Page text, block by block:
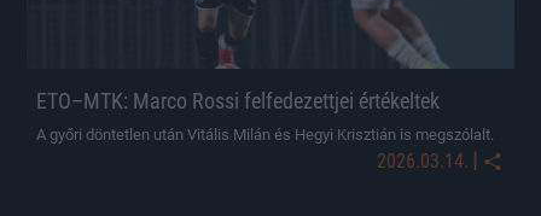
ETO–MTK: Marco Rossi felfedezettjei értékeltek
A győri döntetlen után Vitális Milán és Hegyi Krisztián is megszólalt.
2026.03.14. |